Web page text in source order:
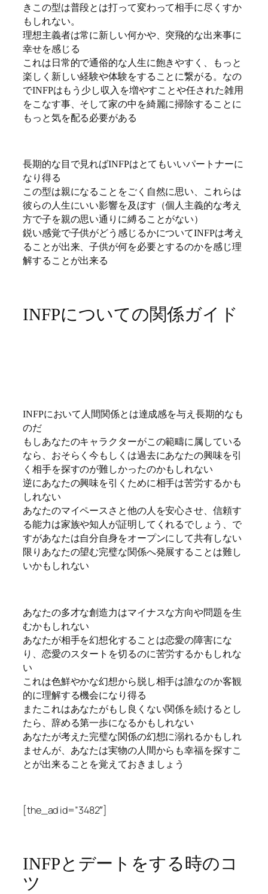
きこの型は普段とは打って変わって相手に尽くすか
もしれない。
理想主義者は常に新しい何かや、突飛的な出来事に
幸せを感じる
これは日常的で通俗的な人生に飽きやすく、もっと
楽しく新しい経験や体験をすることに繋がる。なの
でINFPはもう少し収入を増やすことや任された雑用
をこなす事、そして家の中を綺麗に掃除することに
もっと気を配る必要がある
長期的な目で見ればINFPはとてもいいパートナーに
なり得る
この型は親になることをごく自然に思い、これらは
彼らの人生にいい影響を及ぼす（個人主義的な考え
方で子を親の思い通りに縛ることがない）
鋭い感覚で子供がどう感じるかについてINFPは考え
ることが出来、子供が何を必要とするのかを感じ理
解することが出来る
INFPについての関係ガイド
INFPにおいて人間関係とは達成感を与え長期的なも
のだ
もしあなたのキャラクターがこの範疇に属している
なら、おそらく今もしくは過去にあなたの興味を引
く相手を探すのが難しかったのかもしれない
逆にあなたの興味を引くために相手は苦労するかも
しれない
あなたのマイペースさと他の人を安心させ、信頼す
る能力は家族や知人が証明してくれるでしょう、で
すがあなたは自分自身をオープンにして共有しない
限りあなたの望む完璧な関係へ発展することは難し
いかもしれない
あなたの多才な創造力はマイナスな方向や問題を生
むかもしれない
あなたが相手を幻想化することは恋愛の障害にな
り、恋愛のスタートを切るのに苦労するかもしれな
い
これは色鮮やかな幻想から脱し相手は誰なのか客観
的に理解する機会になり得る
またこれはあなたがもし良くない関係を続けるとし
たら、辞める第一歩になるかもしれない
あなたが考えた完璧な関係の幻想に溺れるかもしれ
ませんが、あなたは実物の人間からも幸福を探すこ
とが出来ることを覚えておきましょう
[the_ad id=”3482″]
INFPとデートをする時のコ
ツ